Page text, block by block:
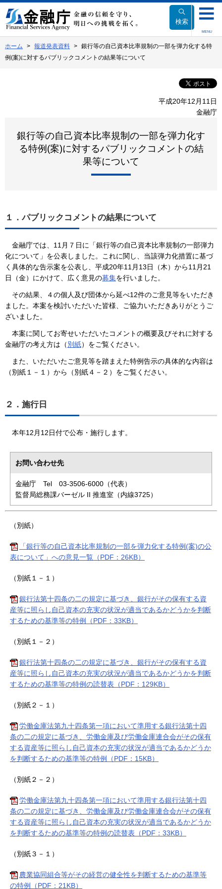
文
へ
動
検索
MENU
ホーム 報道発表資料
銀行等の自己資本比率規制の一部を弾力化する特
例(案)に対するパブリックコメントの結果等について
平成20年12月11日
金融庁
銀行等の自己資本比率規制の一部を弾力化す
る特例(案)に対するパブリックコメントの結
果等について
１．パブリックコメントの結果について
金融庁では、11月７日に「銀行等の自己資本比率規制の一部弾力
化について」を公表しました。これに関し、当該弾力化措置に基づ
く具体的な告示案を公表し、平成20年11月13日（木）から11月21
日（金）にかけて、広く意見の募集を行いました。
その結果、４の個人及び団体から延べ12件のご意見等をいただき
ました。本案を検討いただいた皆様、ご協力いただきありがとうご
ざいました。
本案に関してお寄せいただいたコメントの概要及びそれに対する
金融庁の考え方は（別紙）をご覧ください。
また、いただいたご意見等を踏まえた特例告示の具体的な内容は
（別紙１－１）から（別紙４－２）をご覧ください。
２．施行日
本年12月12日付で公布・施行します。
お問い合わせ先
金融庁 Tel 03-3506-6000（代表）
監督局総務課バーゼル II 推進室（内線3725）
（別紙）
「銀行等の自己資本比率規制の一部を弾力化する特例(案)の公
表について」への意見一覧（PDF：26KB）
（別紙１－１）
銀行法第十四条の二の規定に基づき、銀行がその保有する資
産等に照らし自己資本の充実の状況が適当であるかどうかを判断
するための基準等の特例（PDF：33KB）
（別紙１－２）
銀行法第十四条の二の規定に基づき、銀行がその保有する資
産等に照らし自己資本の充実の状況が適当であるかどうかを判断
するための基準等の特例の読替表（PDF：129KB）
（別紙２－１）
労働金庫法第九十四条第一項において準用する銀行法第十四
条の二の規定に基づき、労働金庫及び労働金庫連合会がその保有
する資産等に照らし自己資本の充実の状況が適当であるかどうか
を判断するための基準等の特例（PDF：15KB）
（別紙２－２）
労働金庫法第九十四条第一項において準用する銀行法第十四
条の二の規定に基づき、労働金庫及び労働金庫連合会がその保有
する資産等に照らし自己資本の充実の状況が適当であるかどうか
を判断するための基準等の特例の読替表（PDF：33KB）
（別紙３－１）
農業協同組合等がその経営の健全性を判断するための基準等
の特例（PDF：21KB）